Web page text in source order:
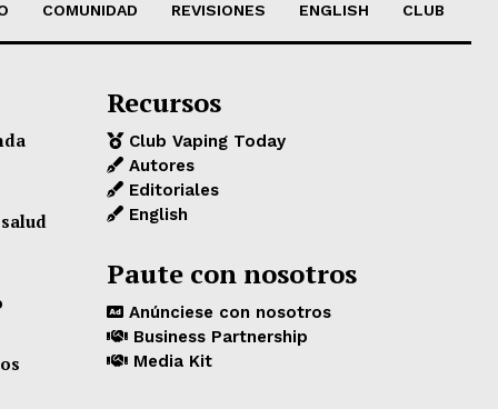
COMUNIDAD REVISIONES ENGLISH CLUB
Recursos
Club Vaping Today
Autores
Editoriales
English
Paute con nosotros
Anúnciese con nosotros
Business Partnership
Media Kit